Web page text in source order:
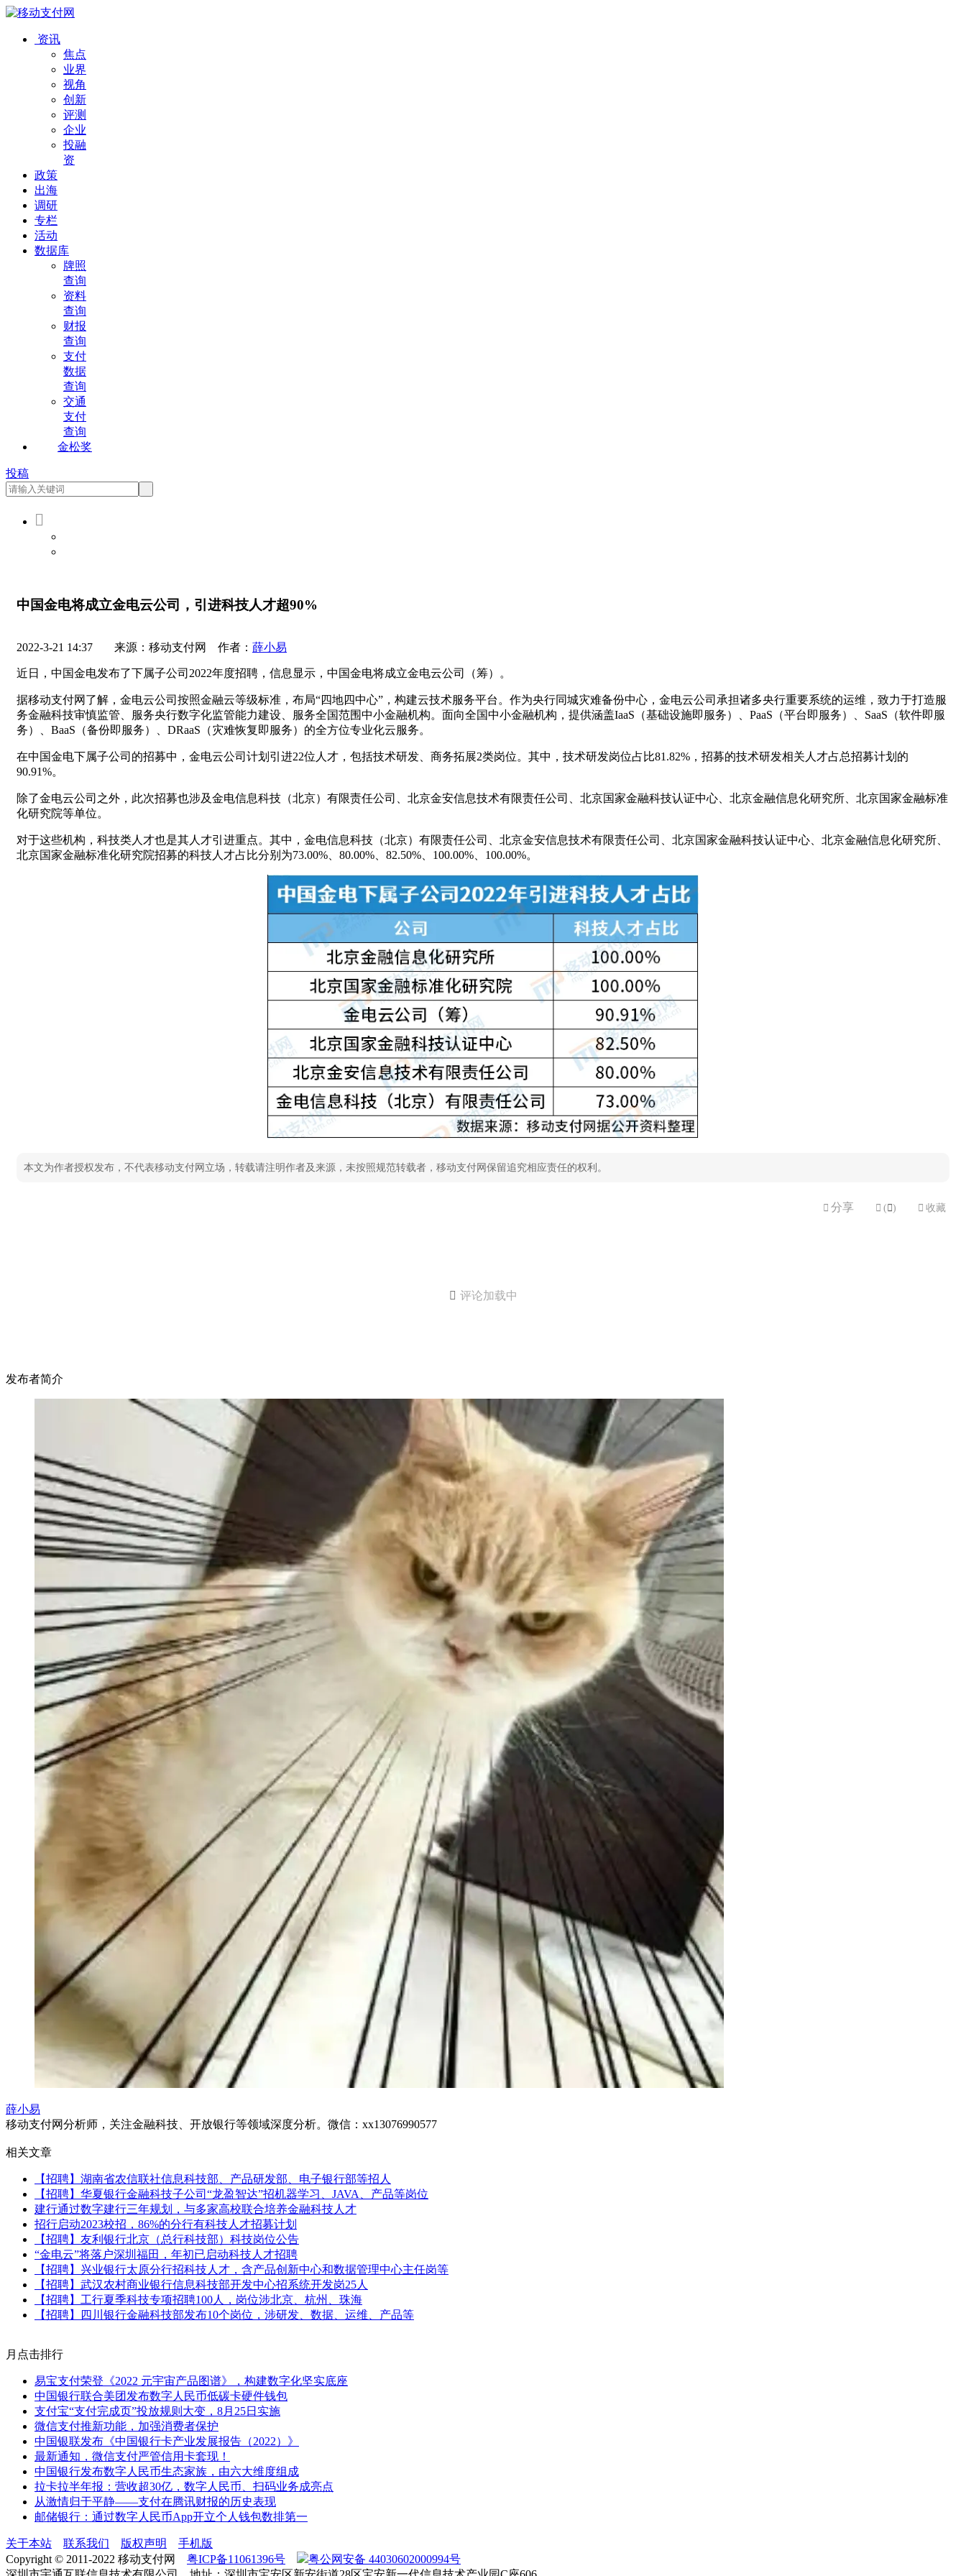
资讯
焦点
业界
视角
创新
评测
企业
投融
资
政策
出海
调研
专栏
活动
数据库
牌照
查询
资料
查询
财报
查询
支付
数据
查询
交通
支付
查询
金松奖
投稿

中国金电将成立金电云公司，引进科技人才超90%
2022-3-21 14:37 来源：移动支付网 作者： 薛小易
近日，中国金电发布了下属子公司2022年度招聘，信息显示，中国金电将成立金电云公司（筹）。
据移动支付网了解，金电云公司按照金融云等级标准，布局“四地四中心”，构建云技术服务平台。作为央行同城灾难备份中心，金电云公司承担诸多央行重要系统的运维，致力于打造服
务金融科技审慎监管、服务央行数字化监管能力建设、服务全国范围中小金融机构。面向全国中小金融机构，提供涵盖IaaS（基础设施即服务）、PaaS（平台即服务）、SaaS（软件即服
务）、BaaS（备份即服务）、DRaaS（灾难恢复即服务）的全方位专业化云服务。
在中国金电下属子公司的招募中，金电云公司计划引进22位人才，包括技术研发、商务拓展2类岗位。其中，技术研发岗位占比81.82%，招募的技术研发相关人才占总招募计划的
90.91%。
除了金电云公司之外，此次招募也涉及金电信息科技（北京）有限责任公司、北京金安信息技术有限责任公司、北京国家金融科技认证中心、北京金融信息化研究所、北京国家金融标准
化研究院等单位。
对于这些机构，科技类人才也是其人才引进重点。其中，金电信息科技（北京）有限责任公司、北京金安信息技术有限责任公司、北京国家金融科技认证中心、北京金融信息化研究所、
北京国家金融标准化研究院招募的科技人才占比分别为73.00%、80.00%、82.50%、100.00%、100.00%。
本文为作者授权发布，不代表移动支付网立场，转载请注明作者及来源，未按照规范转载者，移动支付网保留追究相应责任的权利。
 分享  ( )  收藏
 评论加载中
发布者简介
薛小易
移动支付网分析师，关注金融科技、开放银行等领域深度分析。微信：xx13076990577
相关文章
【招聘】湖南省农信联社信息科技部、产品研发部、电子银行部等招人
【招聘】华夏银行金融科技子公司“龙盈智达”招机器学习、JAVA、产品等岗位
建行通过数字建行三年规划，与多家高校联合培养金融科技人才
招行启动2023校招，86%的分行有科技人才招募计划
【招聘】友利银行北京（总行科技部）科技岗位公告
“金电云”将落户深圳福田，年初已启动科技人才招聘
【招聘】兴业银行太原分行招科技人才，含产品创新中心和数据管理中心主任岗等
【招聘】武汉农村商业银行信息科技部开发中心招系统开发岗25人
【招聘】工行夏季科技专项招聘100人，岗位涉北京、杭州、珠海
【招聘】四川银行金融科技部发布10个岗位，涉研发、数据、运维、产品等
月点击排行
易宝支付荣登《2022 元宇宙产品图谱》，构建数字化坚实底座
中国银行联合美团发布数字人民币低碳卡硬件钱包
支付宝“支付完成页”投放规则大变，8月25日实施
微信支付推新功能，加强消费者保护
中国银联发布《中国银行卡产业发展报告（2022）》
最新通知，微信支付严管信用卡套现！
中国银行发布数字人民币生态家族，由六大维度组成
拉卡拉半年报：营收超30亿，数字人民币、扫码业务成亮点
从激情归于平静——支付在腾讯财报的历史表现
邮储银行：通过数字人民币App开立个人钱包数排第一
关于本站 联系我们 版权声明
手机版
Copyright © 2011-2022 移动支付网 粤ICP备11061396号
粤公网安备 44030602000994号